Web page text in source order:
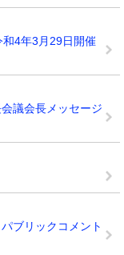
4年3月29日開催
議会長メッセージ
ブリックコメント